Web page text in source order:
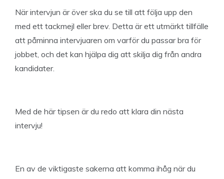
När intervjun är över ska du se till att följa upp den
med ett tackmejl eller brev. Detta är ett utmärkt tillfälle
att påminna intervjuaren om varför du passar bra för
jobbet, och det kan hjälpa dig att skilja dig från andra
kandidater.
Med de här tipsen är du redo att klara din nästa
intervju!
En av de viktigaste sakerna att komma ihåg när du